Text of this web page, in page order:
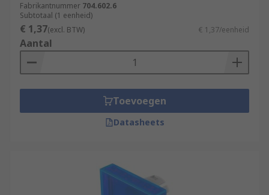
Fabrikantnummer 704.602.6
Subtotaal (1 eenheid)
€ 1,37(excl. BTW) € 1,37/eenheid
Aantal
Toevoegen
Datasheets